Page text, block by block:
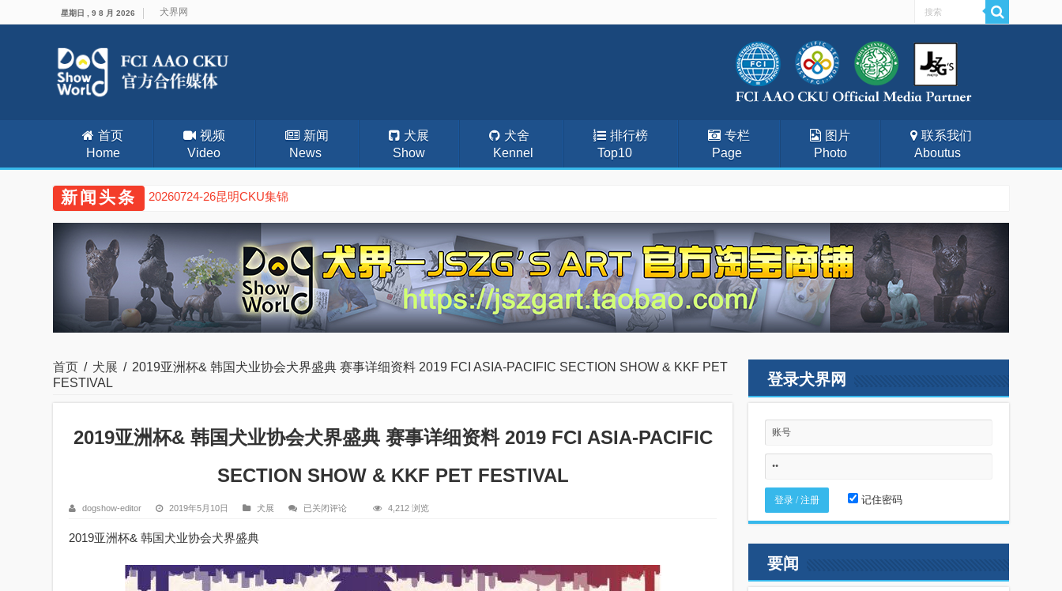
星期日 , 9 8 月 2026 犬界网
首页
Home
视频
Video
新闻
News
犬展
Show
犬舍
Kennel
排行榜
Top10
专栏
Page
图片
Photo
联系我们
Aboutus
新闻头条 20260717-19武汉CKU
首页 / 犬展 / 2019亚洲杯& 韩国犬业协会犬界盛典 赛事详细资料 2019 FCI ASIA-PACIFIC SECTION SHOW & KKF PET
FESTIVAL
2019亚洲杯& 韩国犬业协会犬界盛典 赛事详细资料 2019 FCI ASIA-PACIFIC
SECTION SHOW & KKF PET FESTIVAL
dogshow-editor 2019年5月10日 犬展
2019
国
犬
已关闭评论 4,212 浏览
2019亚洲杯& 韩国犬业协会犬界盛典
登录犬界网
记住密码
要闻